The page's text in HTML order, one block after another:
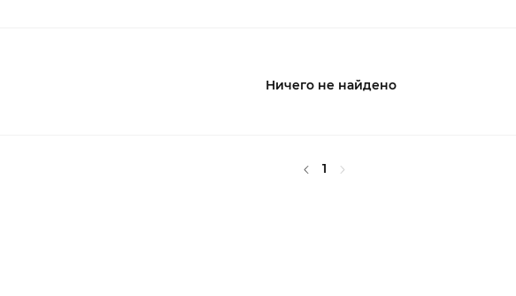
Ничего не найдено
1